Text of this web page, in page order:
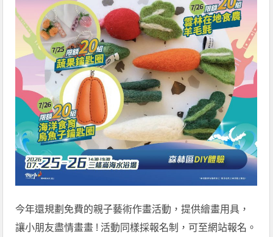
今年還規劃免費的親子藝術作畫活動，提供繪畫用具，
讓小朋友盡情畫畫 ! 活動同樣採報名制，可至網站報名。